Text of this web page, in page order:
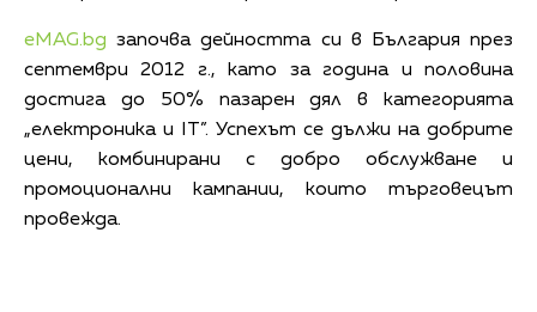
eMAG.bg започва дейността си в България през
септември 2012 г., като за година и половина
достига до 50% пазарен дял в категорията
„електроника и IT”. Успехът се дължи на добрите
цени, комбинирани с добро обслужване и
промоционални кампании, които търговецът
провежда.